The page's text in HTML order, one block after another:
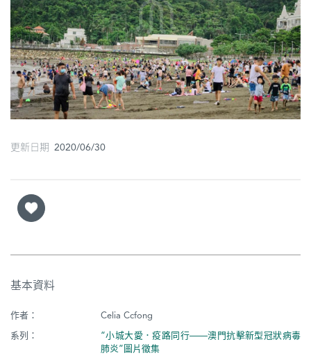
圖
媽
閣
寺
廟
士
市
更新日期 2020/06/30
基本資料
作者：
Celia Ccfong
系列：
“小城大愛．疫路同行——澳門抗擊新型冠狀病毒
肺炎”圖片徵集